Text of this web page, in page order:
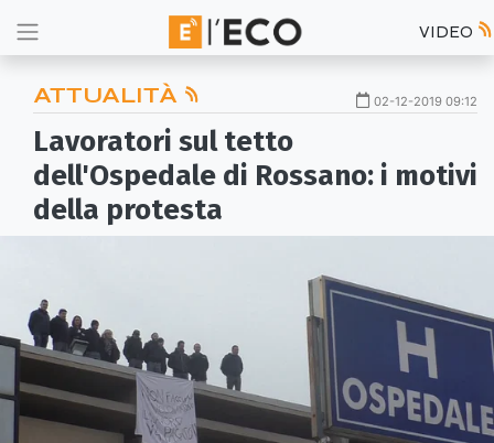
VIDEO
ATTUALITÀ 02-12-2019 09:12
Lavoratori sul tetto
dell'Ospedale di Rossano: i motivi
della protesta